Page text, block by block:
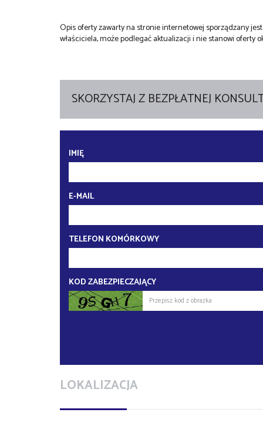
Opis oferty zawarty na stronie internetowej sporządzany
właściciela, może podlegać aktualizacji i nie stanowi oferty
SKORZYSTAJ Z BEZPŁATNEJ
IMIĘ
E-MAIL
TELEFON KOMÓRKOWY
KOD ZABEZPIECZAJĄCY
LOKALIZACJA